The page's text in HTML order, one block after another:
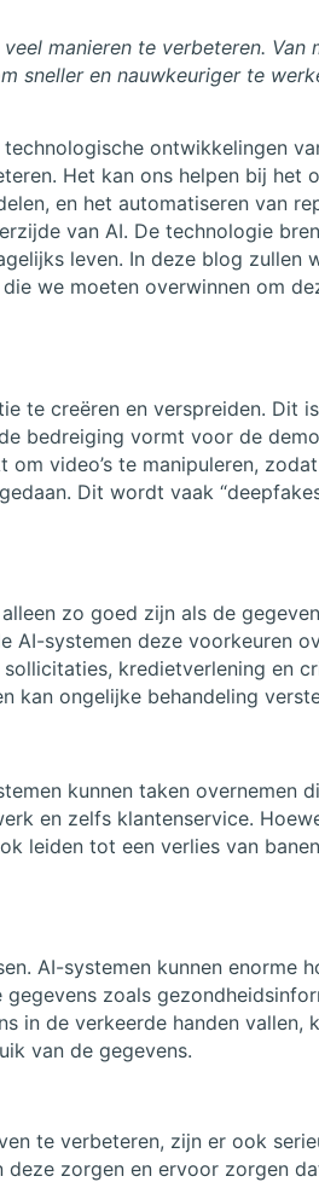
manieren te verbeteren. Van
sneller en nauwkeuriger te
ontwikkelingen
Het kan ons helpen bij het
en het automatiseren van
van AI. De technologie
leven. In deze blog zullen
we moeten overwinnen om
te creëren en verspreiden. Dit
bedreiging vormt voor de
video’s te manipuleren,
Dit wordt vaak
zo goed zijn als de
AI-systemen deze voorkeuren
kredietverlening en
kan ongelijke behandeling
kunnen taken overnemen
en zelfs klantenservice.
leiden tot een verlies van
AI-systemen kunnen enorme
zoals
in de verkeerde handen vallen,
van de gegevens.
te verbeteren, zijn er ook
deze zorgen en ervoor zorgen